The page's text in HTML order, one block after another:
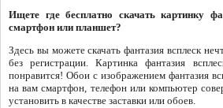
Ищете где бесплатно скачать картинку
смартфон или планшет?
Здесь вы можете скачать фантазия всплеск
без регистрации. Картинка фантазия
понравится! Обои с изображением фантазия
на вам смартфон, телефон или компьютер
установить в качестве заставки или обоев.